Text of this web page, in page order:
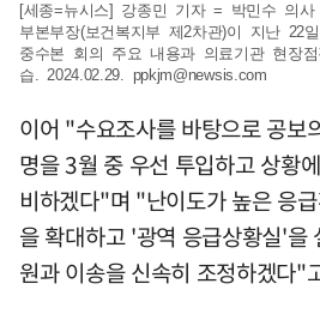
[세종=뉴시스] 강종민 기자 = 박민수 의사
부본부장(보건복지부 제2차관)이 지난 22
중수본 회의 주요 내용과 의료기관 현장
습. 2024.02.29. ppkjm@newsis.com
이어 "수요조사를 바탕으로 공
명을 3월 중 우선 투입하고 상황
비하겠다"며 "난이도가 높은 응
을 확대하고 '광역 응급상황실'을
원과 이송을 신속히 조정하겠다"